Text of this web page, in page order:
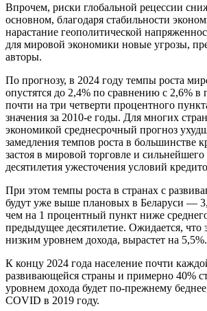
Впрочем, риски глобальной рецессии
основном, благодаря стабильности
нарастание геополитической
для мировой экономики новые угрозы,
авторы.
По прогнозу, в 2024 году темпы роста
опустятся до 2,4% по сравнению с 2,6%
почти на три четверти процентного
значения за 2010-е годы. Для многих
экономикой среднесрочный прогноз
замедления темпов роста в большинстве
застоя в мировой торговле и сильнейшего
десятилетия ужесточения условий
При этом темпы роста в странах с
будут уже выше плановых в Беларуси —
чем на 1 процентный пункт ниже среднего
предыдущее десятилетие. Ожидается, что
низким уровнем дохода, вырастет на 5,5%.
К концу 2024 года население почти
развивающейся страны и примерно 40%
уровнем дохода будет по-прежнему
COVID в 2019 году.